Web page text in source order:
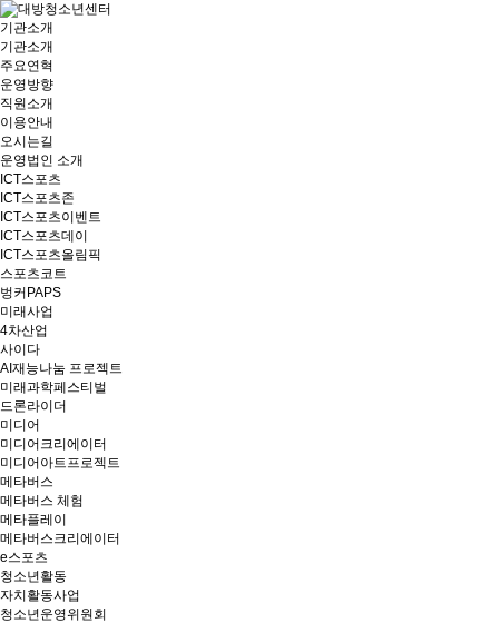
기관소개
기관소개
주요연혁
운영방향
직원소개
이용안내
오시는길
운영법인 소개
ICT스포츠
ICT스포츠존
ICT스포츠이벤트
ICT스포츠데이
ICT스포츠올림픽
스포츠코트
벙커PAPS
미래사업
4차산업
사이다
AI재능나눔 프로젝트
미래과학페스티벌
드론라이더
미디어
미디어크리에이터
미디어아트프로젝트
메타버스
메타버스 체험
메타플레이
메타버스크리에이터
e스포츠
청소년활동
자치활동사업
청소년운영위원회